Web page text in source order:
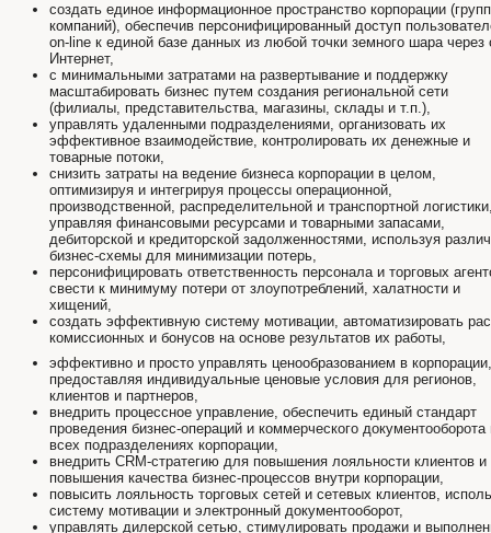
создать единое информационное пространство корпорации
компаний), обеспечив персонифицированный доступ
on-line к единой базе данных из любой точки земного шара через
Интернет,
с минимальными затратами на развертывание и поддержку
масштабировать бизнес путем создания региональной сети
(филиалы, представительства, магазины, склады и т.п.),
управлять удаленными подразделениями, организовать их
эффективное взаимодействие, контролировать их денежные и
товарные потоки,
снизить затраты на ведение бизнеса корпорации в целом,
оптимизируя и интегрируя процессы операционной,
производственной, распределительной и транспортной
управляя финансовыми ресурсами и товарными запасами,
дебиторской и кредиторской задолженностями, используя
бизнес-схемы для минимизации потерь,
персонифицировать ответственность персонала и торговых
свести к минимуму потери от злоупотреблений, халатности и
хищений,
создать эффективную систему мотивации, автоматизировать
комиссионных и бонусов на основе результатов их работы,
эффективно и просто управлять ценообразованием в корпорации,
предоставляя индивидуальные ценовые условия для регионов,
клиентов и партнеров,
внедрить процессное управление, обеспечить единый стандарт
проведения бизнес-операций и коммерческого документооборота
всех подразделениях корпорации,
внедрить CRM-стратегию для повышения лояльности клиентов и
повышения качества бизнес-процессов внутри корпорации,
повысить лояльность торговых сетей и сетевых клиентов,
систему мотивации и электронный документооборот,
управлять дилерской сетью, стимулировать продажи и